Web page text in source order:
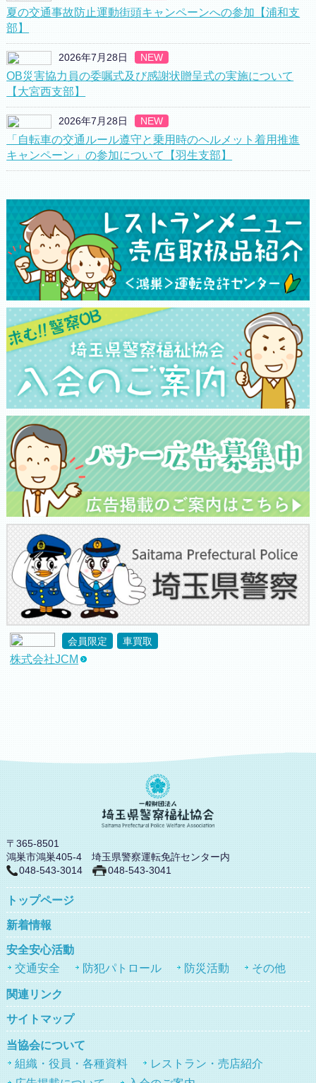
夏の交通事故防止運動街頭キャンペーンへの参加【浦和支
部】
2026年7月28日 NEW
OB災害協力員の委嘱式及び感謝状贈呈式の実施について
【大宮西支部】
2026年7月28日 NEW
「自転車の交通ルール遵守と乗用時のヘルメット着用推進
キャンペーン」の参加について【羽生支部】
会員限定 車買取
株式会社JCM
〒365-8501
鴻巣市鴻巣405-4 埼玉県警察運転免許センター内
048-543-3014
048-543-3041
トップページ
新着情報
安全安心活動
交通安全
防犯パトロール 防災活動 その他
関連リンク
サイトマップ
当協会について
組織・役員・各種資料
レストラン・売店紹介